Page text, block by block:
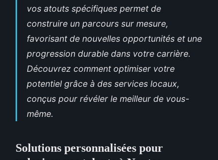
vos atouts spécifiques permet de
construire un parcours sur mesure,
favorisant de nouvelles opportunités et une
progression durable dans votre carrière.
Découvrez comment optimiser votre
potentiel grâce à des services locaux,
conçus pour révéler le meilleur de vous-
même.
Solutions personnalisées pour